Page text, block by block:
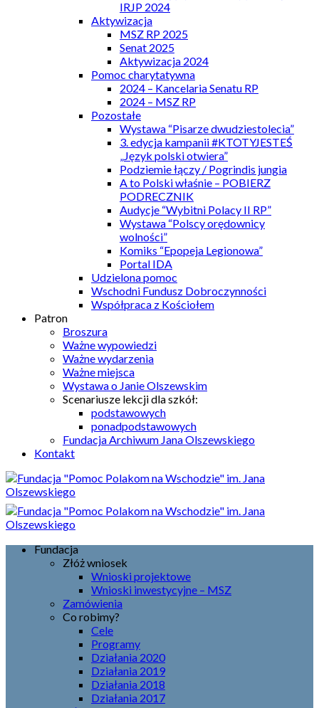
IRJP 2024
Aktywizacja
MSZ RP 2025
Senat 2025
Aktywizacja 2024
Pomoc charytatywna
2024 – Kancelaria Senatu RP
2024 – MSZ RP
Pozostałe
Wystawa “Pisarze dwudziestolecia”
3. edycja kampanii #KTOTYJESTEŚ
„Język polski otwiera”
Podziemie łączy / Pogrindis jungia
A to Polski właśnie – POBIERZ
PODRECZNIK
Audycje “Wybitni Polacy II RP”
Wystawa “Polscy orędownicy
wolności”
Komiks “Epopeja Legionowa”
Portal IDA
Udzielona pomoc
Wschodni Fundusz Dobroczynności
Współpraca z Kościołem
Patron
Broszura
Ważne wypowiedzi
Ważne wydarzenia
Ważne miejsca
Wystawa o Janie Olszewskim
Scenariusze lekcji dla szkół:
podstawowych
ponadpodstawowych
Fundacja Archiwum Jana Olszewskiego
Kontakt
Fundacja
Złóż wniosek
Wnioski projektowe
Wnioski inwestycyjne – MSZ
Zamówienia
Co robimy?
Cele
Programy
Działania 2020
Działania 2019
Działania 2018
Działania 2017